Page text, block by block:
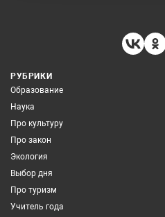
РУБРИКИ
Образование
Наука
Про культуру
Про закон
Экология
Выбор дня
Про туризм
Учитель года